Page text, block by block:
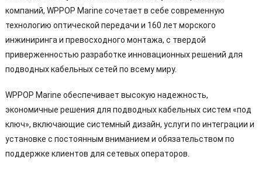
компаний, WPPOP Marine сочетает в себе современную
технологию оптической передачи и 160 лет морского
инжиниринга и превосходного монтажа, с твердой
приверженностью разработке инновационных решений для
подводных кабельных сетей по всему миру.
WPPOP Marine обеспечивает высокую надежность,
экономичные решения для подводных кабельных систем «под
ключ», включающие системный дизайн, услуги по интеграции и
установке с постоянным вниманием и обязательством по
поддержке клиентов для сетевых операторов.